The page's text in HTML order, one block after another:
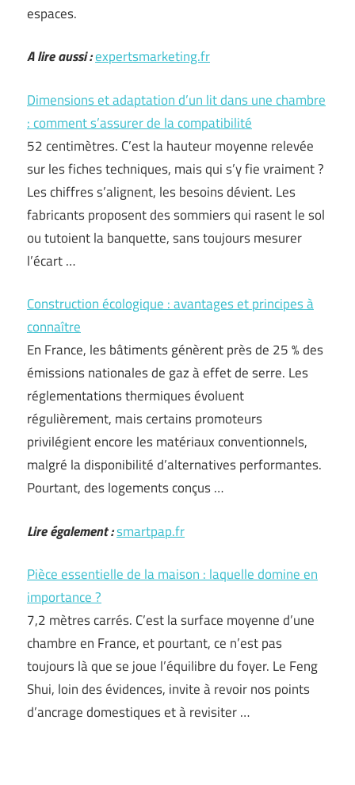
espaces.
A lire aussi :expertsmarketing.fr
Dimensions et adaptation d’un lit dans une chambre
: comment s’assurer de la compatibilité
52 centimètres. C’est la hauteur moyenne relevée
sur les fiches techniques, mais qui s’y fie vraiment ?
Les chiffres s’alignent, les besoins dévient. Les
fabricants proposent des sommiers qui rasent le sol
ou tutoient la banquette, sans toujours mesurer
l’écart …
Construction écologique : avantages et principes à
connaître
En France, les bâtiments génèrent près de 25 % des
émissions nationales de gaz à effet de serre. Les
réglementations thermiques évoluent
régulièrement, mais certains promoteurs
privilégient encore les matériaux conventionnels,
malgré la disponibilité d’alternatives performantes.
Pourtant, des logements conçus …
Lire également :smartpap.fr
Pièce essentielle de la maison : laquelle domine en
importance ?
7,2 mètres carrés. C’est la surface moyenne d’une
chambre en France, et pourtant, ce n’est pas
toujours là que se joue l’équilibre du foyer. Le Feng
Shui, loin des évidences, invite à revoir nos points
d’ancrage domestiques et à revisiter …